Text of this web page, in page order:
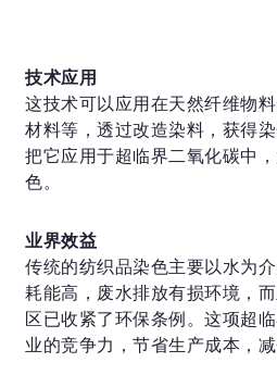
技术应用
这技术可以应用在天然纤维物
材料等，透过改造染料，获得
把它应用于超临界二氧化碳中
色。
业界效益
传统的纺织品染色主要以水为
耗能高，废水排放有损环境，
区已收紧了环保条例。这项超
业的竞争力，节省生产成本，减